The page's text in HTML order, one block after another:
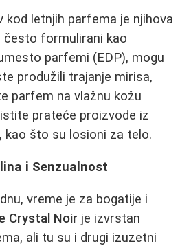
letnjih parfema je njihova
formulirani kao
parfemi (EDP), mogu
produžili trajanje mirisa,
parfem na vlažnu kožu
prateće proizvode iz
kao što su losioni za telo.
i Senzualnost
vreme je za bogatije i
Crystal Noir je izvrstan
ali tu su i drugi izuzetni